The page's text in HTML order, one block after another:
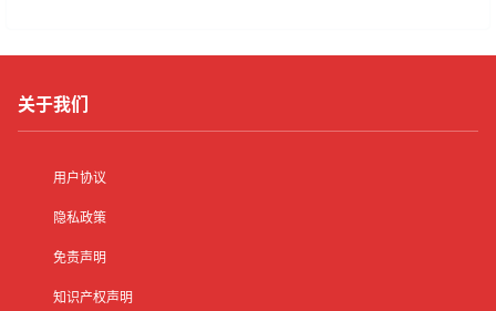
关于我们
用户协议
隐私政策
免责声明
知识产权声明